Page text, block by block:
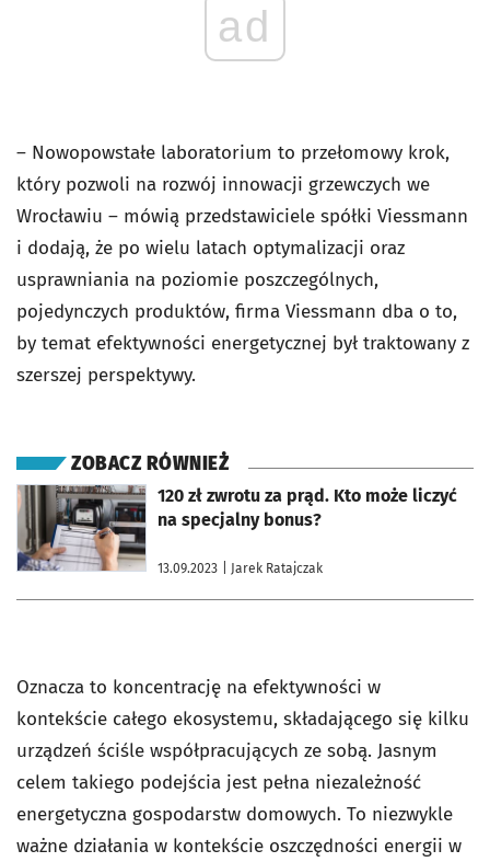
ad
– Nowopowstałe laboratorium to przełomowy krok,
który pozwoli na rozwój innowacji grzewczych we
Wrocławiu – mówią przedstawiciele spółki Viessmann
i dodają, że po wielu latach optymalizacji oraz
usprawniania na poziomie poszczególnych,
pojedynczych produktów, firma Viessmann dba o to,
by temat efektywności energetycznej był traktowany z
szerszej perspektywy.
ZOBACZ RÓWNIEŻ
120 zł zwrotu za prąd. Kto może liczyć
na specjalny bonus?
13.09.2023 | Jarek Ratajczak
otworzy się w nowej karcie
Oznacza to koncentrację na efektywności w
kontekście całego ekosystemu, składającego się kilku
urządzeń ściśle współpracujących ze sobą. Jasnym
celem takiego podejścia jest pełna niezależność
energetyczna gospodarstw domowych. To niezwykle
ważne działania w kontekście oszczędności energii w